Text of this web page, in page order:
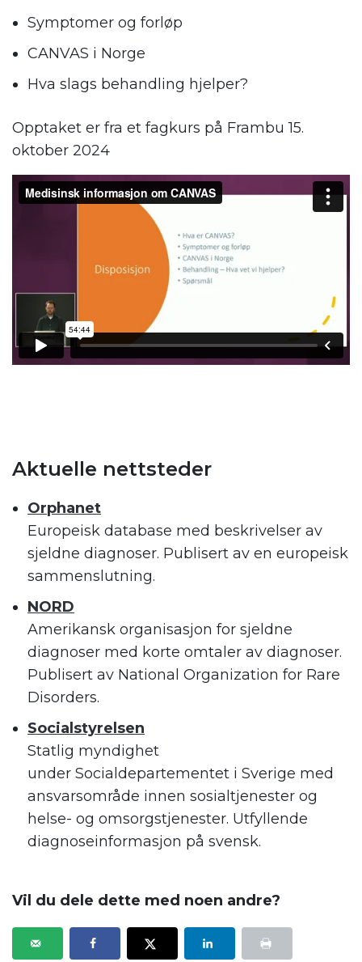
Symptomer og forløp
CANVAS i Norge
Hva slags behandling hjelper?
Opptaket er fra et fagkurs på Frambu 15.
oktober 2024
Aktuelle nettsteder
Orphanet
Europeisk database med beskrivelser av
sjeldne diagnoser. Publisert av en europeisk
sammenslutning.
NORD
Amerikansk organisasjon for sjeldne
diagnoser med korte omtaler av diagnoser.
Publisert av National Organization for Rare
Disorders.
Socialstyrelsen
Statlig myndighet
under Socialdepartementet i Sverige med
ansvarsområde innen sosialtjenester og
helse- og omsorgstjenester. Utfyllende
diagnoseinformasjon på svensk.
Vil du dele dette med noen andre?